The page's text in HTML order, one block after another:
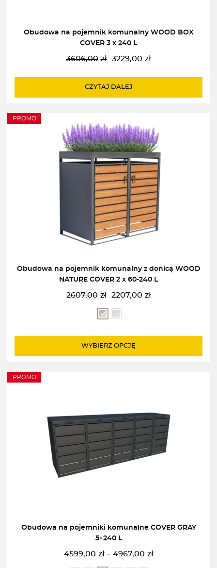
Obudowa na pojemnik komunalny WOOD BOX
COVER 3 x 240 L
3606,00 zł
Pierwotna
wynosiła:
3229,00 zł
Aktualna
wynosi:
CZYTAJ DALEJ
PROMO
Obudowa na pojemnik komunalny z donicą WOOD
NATURE COVER 2 x 60-240 L
2607,00 zł
Pierwotna
cena
wynosiła:
2207,00 zł
Aktualna
cena
wynosi:
WYBIERZ OPCJĘ
PROMO
Obudowa na pojemniki komunalne COVER GRAY
5×240 L
4599,00 zł – 4967,00 zł
Zakres